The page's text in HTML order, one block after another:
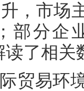
，市场
部分企
读了相关
贸易环